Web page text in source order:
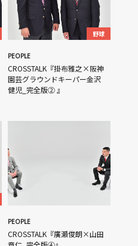
野球
PEOPLE
CROSSTALK『掛布雅之×阪神
園芸グラウンドキーパー金沢
健児_完全版② 』
PEOPLE
CROSSTALK『廣瀬俊朗×山田